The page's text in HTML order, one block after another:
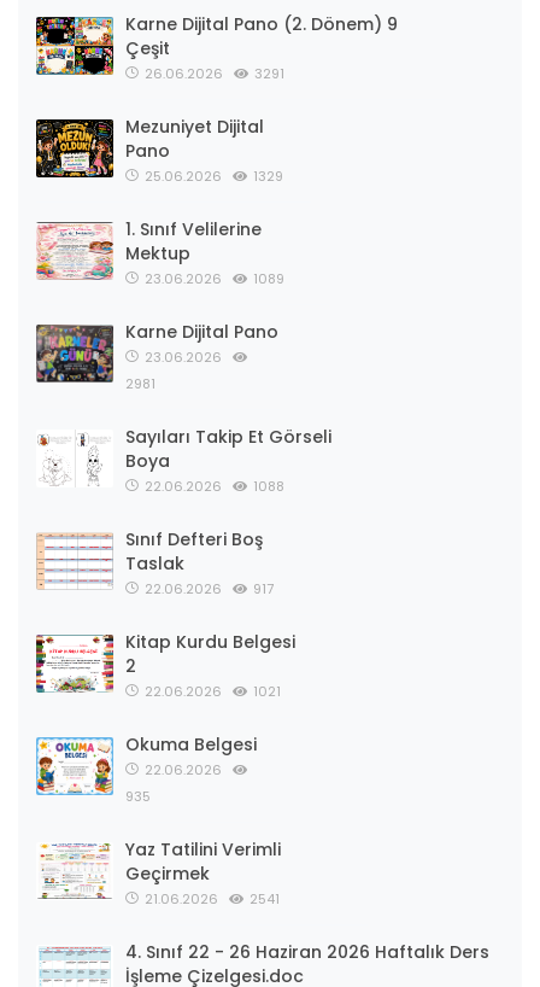
Karne Dijital Pano (2. Dönem) 9
Çeşit
26.06.2026 3291
Mezuniyet Dijital
Pano
25.06.2026 1329
1. Sınıf Velilerine
Mektup
23.06.2026 1089
Karne Dijital Pano
23.06.2026
2981
Sayıları Takip Et Görseli
Boya
22.06.2026 1088
Sınıf Defteri Boş
Taslak
22.06.2026 917
Kitap Kurdu Belgesi
2
22.06.2026 1021
Okuma Belgesi
22.06.2026
935
Yaz Tatilini Verimli
Geçirmek
21.06.2026 2541
4. Sınıf 22 - 26 Haziran 2026 Haftalık Ders
İşleme Çizelgesi.doc